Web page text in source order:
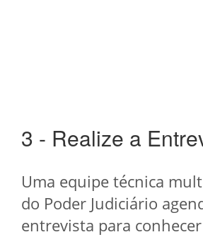
3 - Realize a
Uma equipe técnica
do Poder Judiciário
entrevista para